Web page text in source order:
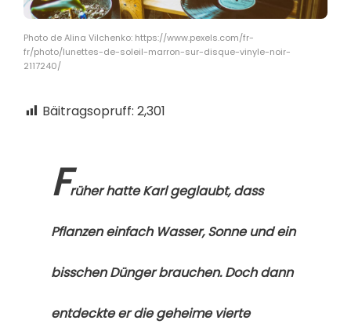
Photo de Alina Vilchenko: https://www.pexels.com/fr-
fr/photo/lunettes-de-soleil-marron-sur-disque-vinyle-noir-
2117240/
Bäitragsopruff: 2,301
Früher hatte Karl geglaubt, dass
Pflanzen einfach Wasser, Sonne und ein
bisschen Dünger brauchen. Doch dann
entdeckte er die geheime vierte